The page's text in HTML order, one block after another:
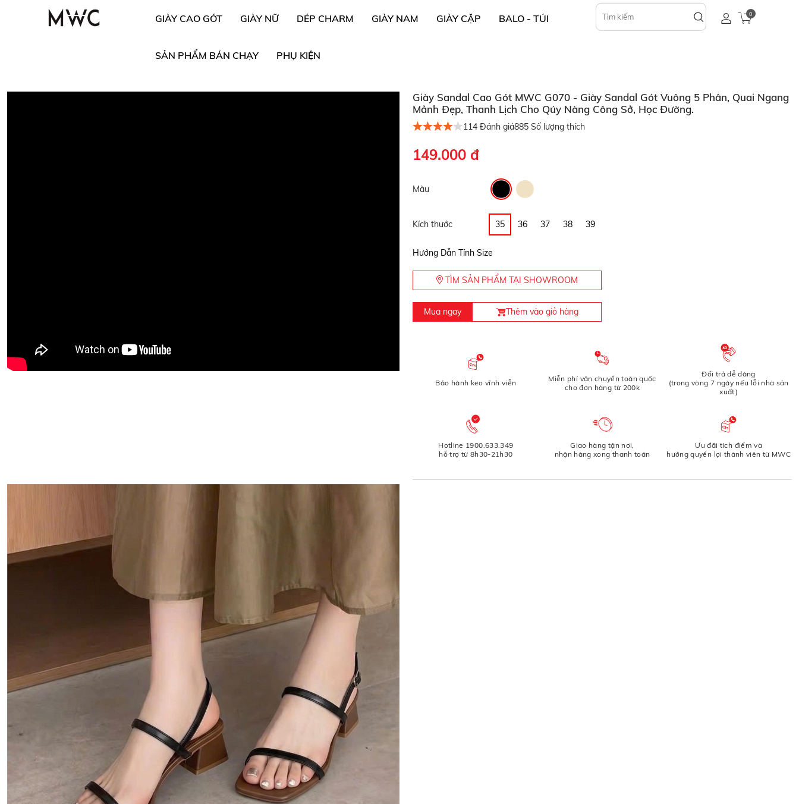
GIÀY CAO GÓT GIÀY NỮ DÉP CHARM GIÀY NAM GIÀY CẶP BALO - TÚI
SẢN PHẨM BÁN CHẠY PHỤ KIỆN
0
Giày Sandal Cao Gót MWC G070 - Giày Sandal Gót Vuông 5 Phân, Quai Ngang
Mảnh Đẹp, Thanh Lịch Cho Qúy Nàng Công Sở, Học Đường.
114 Đánh giá885 Số lượng thích
149.000 đ
Màu
Kích thước 35 36 37 38 39
Hướng Dẫn Tính Size
TÌM SẢN PHẨM TẠI SHOWROOM
Mua ngay Thêm vào giỏ hàng
Bảo hành keo vĩnh viễn
Miễn phí vận chuyển toàn quốc
cho đơn hàng từ 200k
Đổi trả dễ dàng
(trong vòng 7 ngày nếu lỗi nhà sản
xuất)
Hotline 1900.633.349
hỗ trợ từ 8h30-21h30
Giao hàng tận nơi,
nhận hàng xong thanh toán
Ưu đãi tích điểm và
hưởng quyền lợi thành viên từ MWC